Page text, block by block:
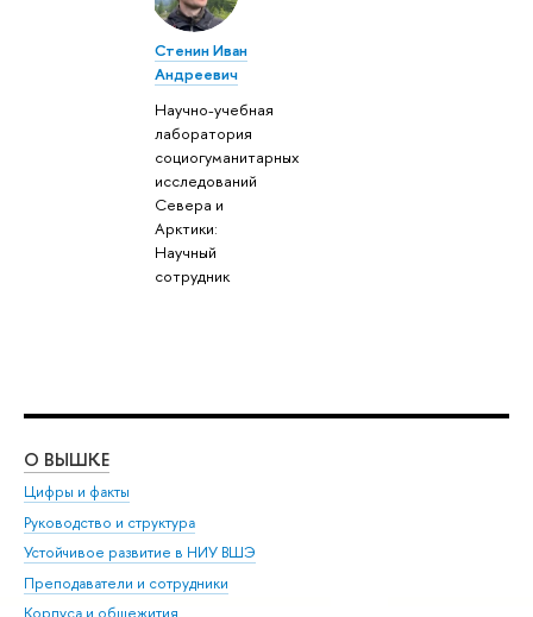
Стенин Иван
Андреевич
Научно-учебная
лаборатория
социогуманитарных
исследований
Севера и
Арктики:
Научный
сотрудник
О ВЫШКЕ
Цифры и факты
Руководство и структура
Устойчивое развитие в НИУ ВШЭ
Преподаватели и сотрудники
Корпуса и общежития